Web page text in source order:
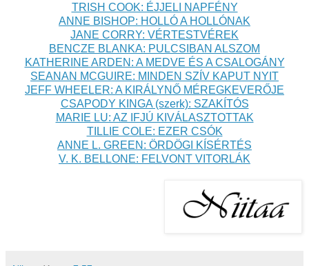
TRISH COOK: ÉJJELI NAPFÉNY
ANNE BISHOP: HOLLÓ A HOLLÓNAK
JANE CORRY: VÉRTESTVÉREK
BENCZE BLANKA: PULCSIBAN ALSZOM
KATHERINE ARDEN: A MEDVE ÉS A CSALOGÁNY
SEANAN MCGUIRE: MINDEN SZÍV KAPUT NYIT
JEFF WHEELER: A KIRÁLYNŐ MÉREGKEVERŐJE
CSAPODY KINGA (szerk): SZAKÍTÓS
MARIE LU: AZ IFJÚ KIVÁLASZTOTTAK
TILLIE COLE: EZER CSÓK
ANNE L. GREEN: ÖRDÖGI KÍSÉRTÉS
V. K. BELLONE: FELVONT VITORLÁK